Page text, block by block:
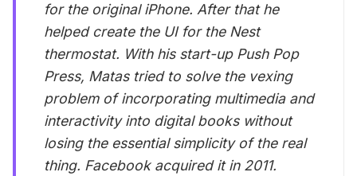
for the original iPhone. After that he
helped create the UI for the Nest
thermostat. With his start-up Push Pop
Press, Matas tried to solve the vexing
problem of incorporating multimedia and
interactivity into digital books without
losing the essential simplicity of the real
thing. Facebook acquired it in 2011.